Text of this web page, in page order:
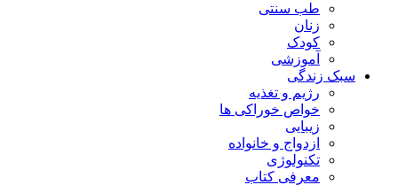
طب سنتی
زنان
کودک
آموزشی
سبک زندگی
رژیم و تغذیه
خواص خوراکی ها
زیبایی
ازدواج و خانواده
تکنولوژی
معرفی کتاب